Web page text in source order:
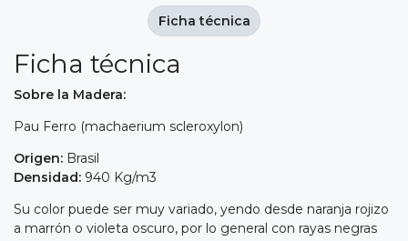
Ficha técnica
Sobre la Madera:
Pau Ferro (machaerium scleroxylon)
Origen: Brasil
Densidad: 940 Kg/m3
Su color puede ser muy variado, yendo desde naranja rojizo
a marrón o violeta oscuro, por lo general con rayas negras
Ficha técnica